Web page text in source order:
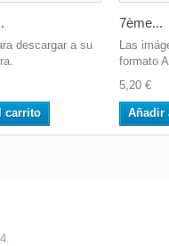
descargar a su
carrito
7ème...
Las
formato
5,20 €
Añadir